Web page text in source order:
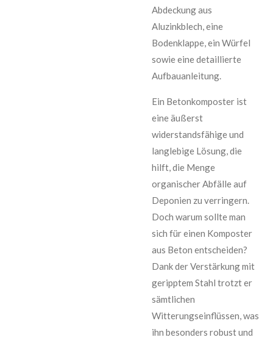
Abdeckung aus
Aluzinkblech, eine
Bodenklappe, ein Würfel
sowie eine detaillierte
Aufbauanleitung.
Ein Betonkomposter ist
eine äußerst
widerstandsfähige und
langlebige Lösung, die
hilft, die Menge
organischer Abfälle auf
Deponien zu verringern.
Doch warum sollte man
sich für einen Komposter
aus Beton entscheiden?
Dank der Verstärkung mit
geripptem Stahl trotzt er
sämtlichen
Witterungseinflüssen, was
ihn besonders robust und